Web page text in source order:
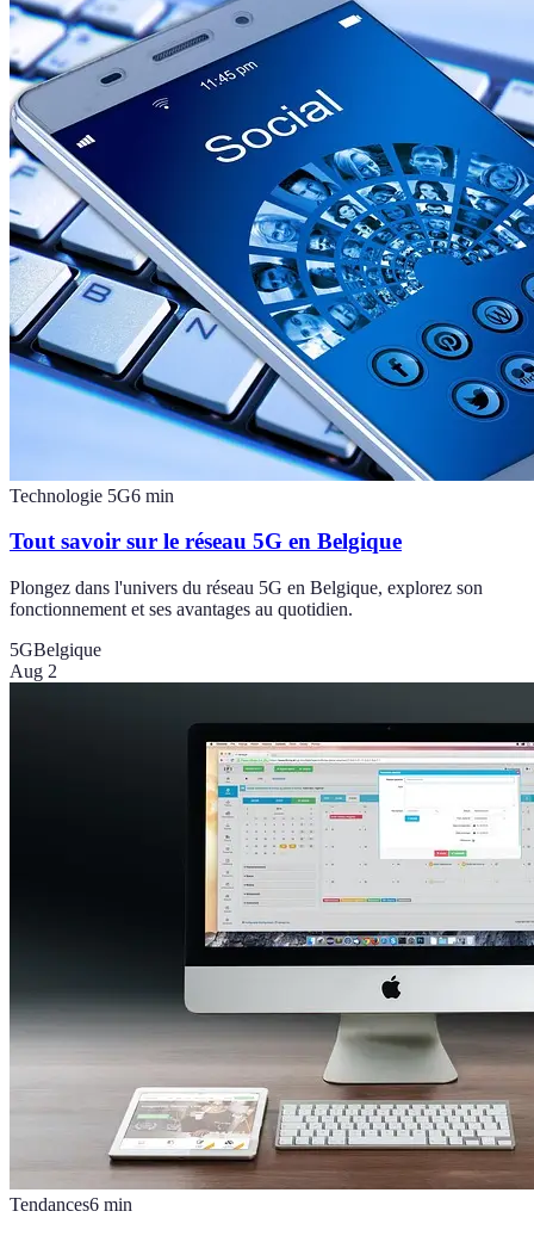
Technologie 5G6 min
Tout savoir sur le réseau 5G en Belgique
Plongez dans l'univers du réseau 5G en Belgique, explorez son
fonctionnement et ses avantages au quotidien.
5GBelgique
Aug 2
Tendances6 min